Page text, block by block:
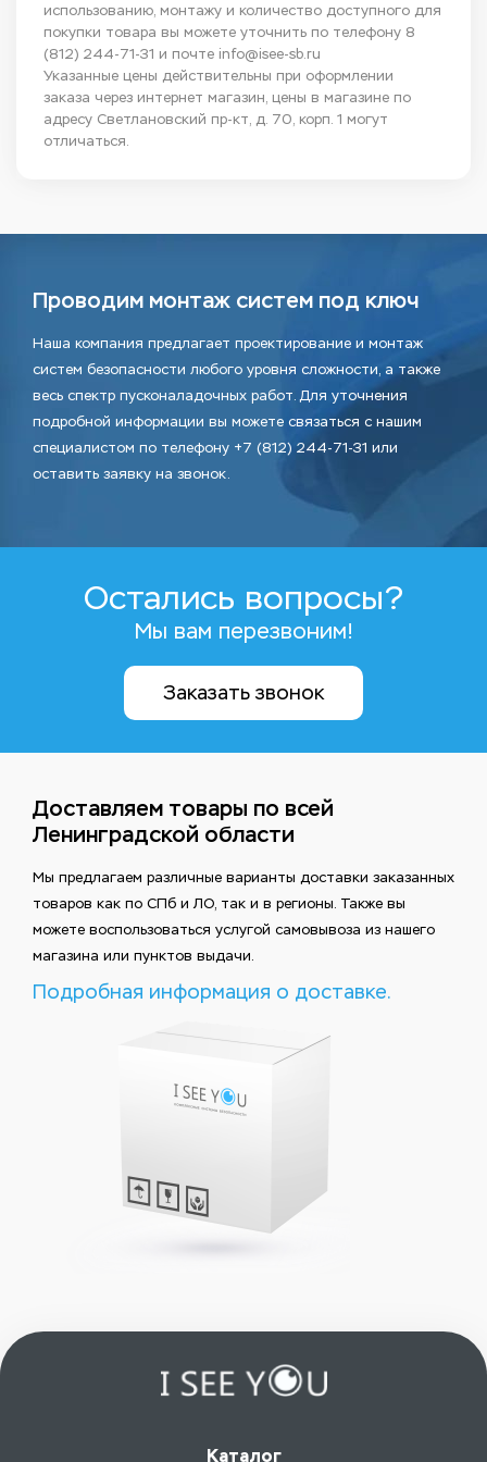
использованию, монтажу и количество доступного для
покупки товара вы можете уточнить по телефону 8
(812) 244-71-31 и почте info@isee-sb.ru
Указанные цены действительны при оформлении
заказа через интернет магазин, цены в магазине по
адресу Светлановский пр-кт, д. 70, корп. 1 могут
отличаться.
Проводим монтаж систем под ключ
Наша компания предлагает проектирование и монтаж
систем безопасности любого уровня сложности, а также
весь спектр пусконаладочных работ. Для уточнения
подробной информации вы можете связаться с нашим
специалистом по телефону +7 (812) 244-71-31 или
оставить заявку на звонок.
Остались вопросы?
Мы вам перезвоним!
Заказать звонок
Доставляем товары по всей
Ленинградской области
Мы предлагаем различные варианты доставки заказанных
товаров как по СПб и ЛО, так и в регионы. Также вы
можете воспользоваться услугой самовывоза из нашего
магазина или пунктов выдачи.
Подробная информация о доставке.
Каталог